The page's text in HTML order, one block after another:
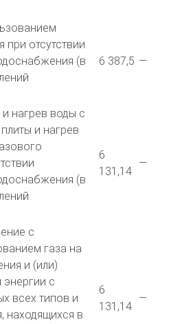
при отсутствии
(в
6 387,5 —
нагрев воды с
и нагрев
(в
6
131,14
—
с
газа на
и (или)
энергии с
всех типов и
находящихся в
6
131,14
—